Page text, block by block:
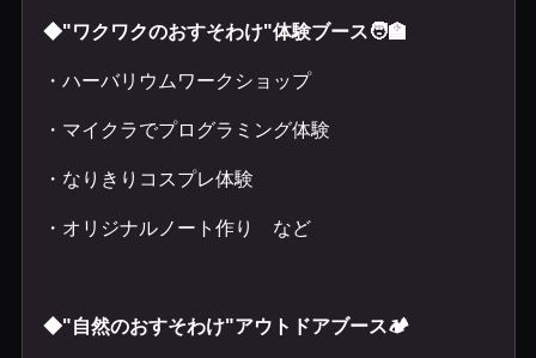
◆"ワクワクのおすそわけ"体験ブース🧑‍🏫
・ハーバリウムワークショップ
・マイクラでプログラミング体験
・なりきりコスプレ体験
・オリジナルノート作り など
◆"自然のおすそわけ"アウトドアブース🏕️